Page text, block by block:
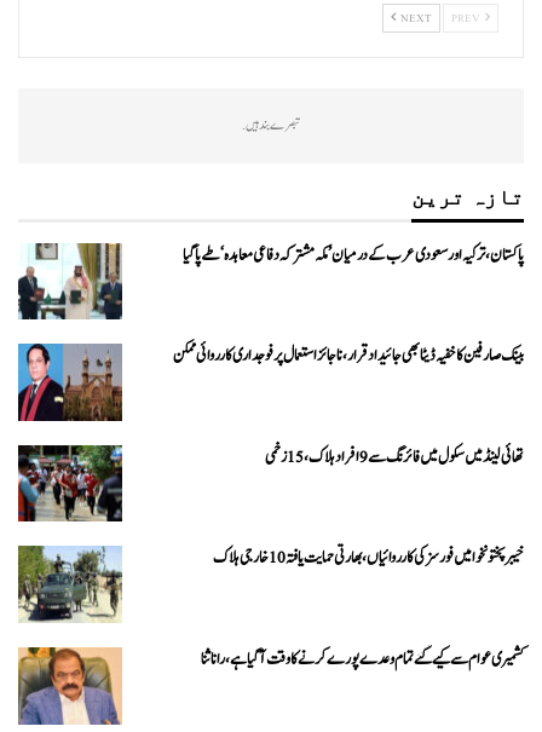
NEXT
تبصرے بند ہیں.
تازہ ترین
پاکستان، ترکیہ اور سعودی عرب کے درمیان ’مکہ مشترکہ دفاعی معاہدہ‘ طے پا گیا
بینک صارفین کا خفیہ ڈیٹا بھی جائیداد قرار، ناجائز استعمال پر فوجداری کارروائی ممکن
تھائی لینڈ میں سکول میں فائرنگ سے 9 افراد ہلاک، 15 زخمی
خیبرپختونخوا میں فورسز کی کارروائیاں، بھارتی حمایت یافتہ 10 خارجی ہلاک
کشمیری عوام سے کیے گئے تمام وعدے پورے کرنے کا وقت آ گیا ہے، رانا ثنا